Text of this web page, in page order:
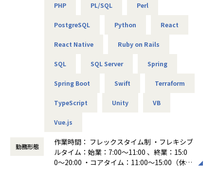
vinなどのAIエージェントを日常的に利用しています。また、
済みで、さらなるAI駆動開発を進められる環境があります。
プロダクト開発部では、生成AIに関する議論が活発に行われ
で、アウトプットを1.5倍に向上させた実績があります。
具体的には以下の仕事内容を想定しています。
・エンジニア向け転職サービスの開発と保守運用業務
・React, Next.js を利用したフロントエンド開発
・Ruby on Rails、MySQL、Redis、Elasticsearch を利用し
たバックエンド開発
・​​AWS や Datadog を利用したインフラ構築・保守運用
衝、見積業務、原価管理、プロジェクトの全体管理、メンバ
ーマネジメントといった業務をご担当いただきます。
プロジェクトマネージャーとして、顧客折衝、見積業務、原
価管理、プロジェクトの全体管理、メンバーマネジメントと
・メンバーのサポート、評価
・原価管理、プロジェクト全体管理
◼️プロジェクト例
Blockchainを利用したシステムの開発
スマートウォッチ連携アプリの開発
コンシューマ向けアプリの開発
PHP PL/SQL Perl
PostgreSQL Python React
React Native Ruby on Rails
SQL SQL Server Spring
Spring Boot Swift Terraform
TypeScript Unity VB
Vue.js
勤務形態
作業時間： フレックスタイム制 ・フレキシブ
ルタイム：始業：7:00〜11:00 、終業：15:0
0〜20:00 ・コアタイム：11:00〜15:00（休憩